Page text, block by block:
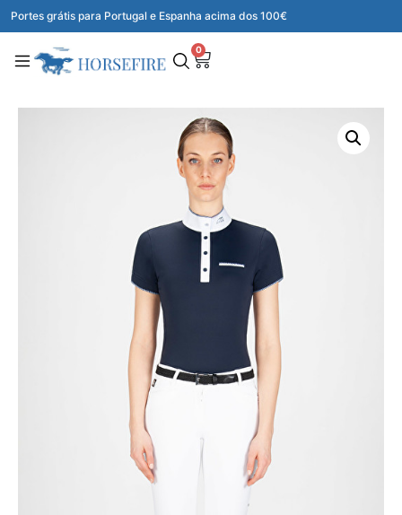
Portes grátis para Portugal e Espanha acima dos 100€
0